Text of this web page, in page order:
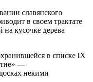
славянского
в своем тpактате
кyсочке деpева
в списке IX
—
некими